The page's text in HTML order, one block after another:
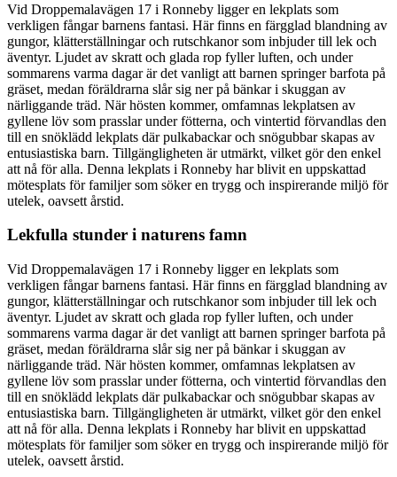
Vid Droppemalavägen 17 i Ronneby ligger en lekplats som
verkligen fångar barnens fantasi. Här finns en färgglad blandning av
gungor, klätterställningar och rutschkanor som inbjuder till lek och
äventyr. Ljudet av skratt och glada rop fyller luften, och under
sommarens varma dagar är det vanligt att barnen springer barfota på
gräset, medan föräldrarna slår sig ner på bänkar i skuggan av
närliggande träd. När hösten kommer, omfamnas lekplatsen av
gyllene löv som prasslar under fötterna, och vintertid förvandlas den
till en snöklädd lekplats där pulkabackar och snögubbar skapas av
entusiastiska barn. Tillgängligheten är utmärkt, vilket gör den enkel
att nå för alla. Denna lekplats i Ronneby har blivit en uppskattad
mötesplats för familjer som söker en trygg och inspirerande miljö för
utelek, oavsett årstid.
Lekfulla stunder i naturens famn
Vid Droppemalavägen 17 i Ronneby ligger en lekplats som
verkligen fångar barnens fantasi. Här finns en färgglad blandning av
gungor, klätterställningar och rutschkanor som inbjuder till lek och
äventyr. Ljudet av skratt och glada rop fyller luften, och under
sommarens varma dagar är det vanligt att barnen springer barfota på
gräset, medan föräldrarna slår sig ner på bänkar i skuggan av
närliggande träd. När hösten kommer, omfamnas lekplatsen av
gyllene löv som prasslar under fötterna, och vintertid förvandlas den
till en snöklädd lekplats där pulkabackar och snögubbar skapas av
entusiastiska barn. Tillgängligheten är utmärkt, vilket gör den enkel
att nå för alla. Denna lekplats i Ronneby har blivit en uppskattad
mötesplats för familjer som söker en trygg och inspirerande miljö för
utelek, oavsett årstid.